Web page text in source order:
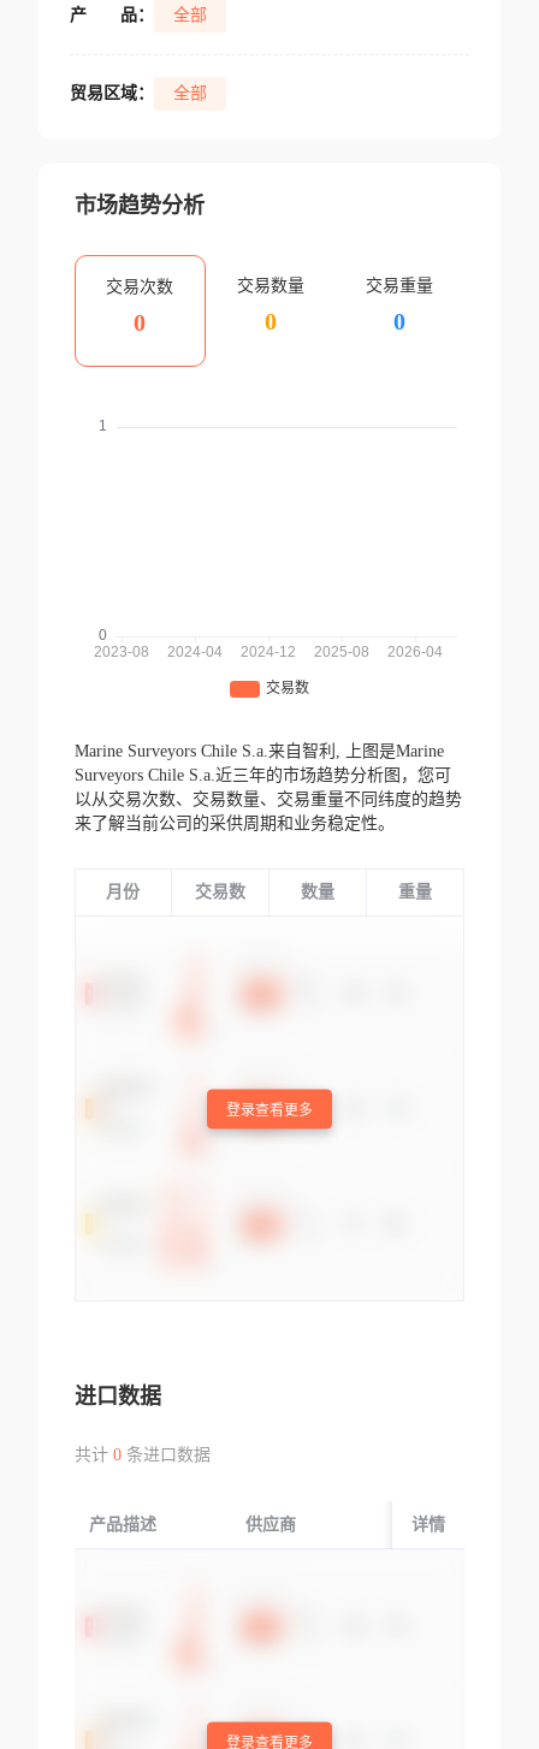
产 品： 全部
贸易区域： 全部
市场趋势分析
交易次数
0
交易数量
0
交易重量
0
Marine Surveyors Chile S.a.来自智利,
上图是Marine
Surveyors Chile S.a.近三年的市场趋势分析图，您可
以从交易次数、交易数量、交易重量不同纬度的趋势
来了解当前公司的采供周期和业务稳定性。
月份 交易数 数量 重量
登录查看更多
进口数据
共计 0条进口数据
产品描述 供应商 起运国/地区
详情
登录查看更多